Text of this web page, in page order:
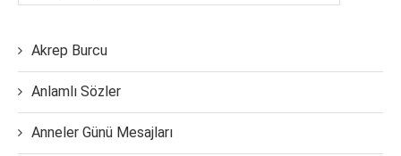
Akrep Burcu
Anlamlı Sözler
Anneler Günü Mesajları